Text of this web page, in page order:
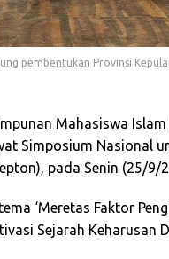
pembentukan Provinsi
Mahasiswa Islam
Simposium Nasional
pada Senin (25/9/
‘Meretas Faktor
Sejarah Keharusan